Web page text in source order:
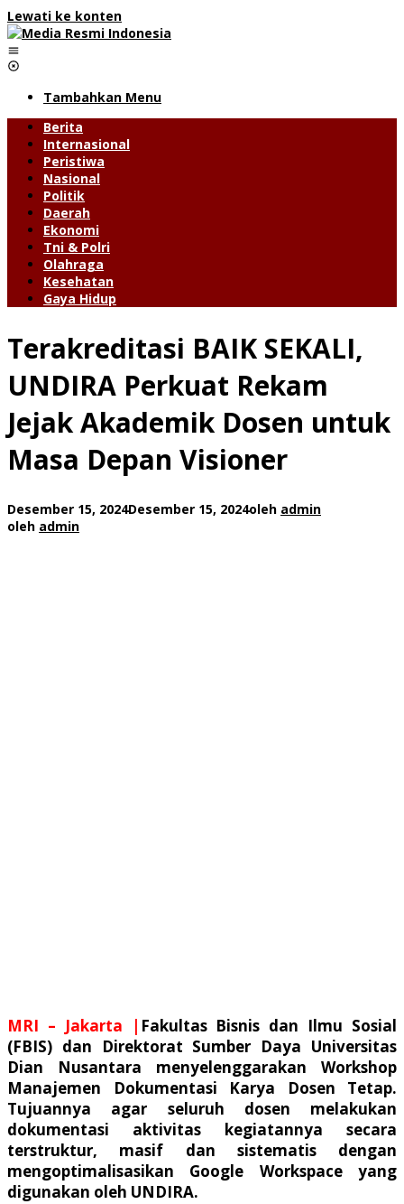
Lewati ke konten
Tambahkan Menu
Berita
Internasional
Peristiwa
Nasional
Politik
Daerah
Ekonomi
Tni & Polri
Olahraga
Kesehatan
Gaya Hidup
Terakreditasi BAIK SEKALI,
UNDIRA Perkuat Rekam
Jejak Akademik Dosen untuk
Masa Depan Visioner
Desember 15, 2024Desember 15, 2024oleh admin
oleh admin
MRI – Jakarta | Fakultas Bisnis dan Ilmu Sosial
(FBIS) dan Direktorat Sumber Daya Universitas
Dian Nusantara menyelenggarakan Workshop
Manajemen Dokumentasi Karya Dosen Tetap.
Tujuannya agar seluruh dosen melakukan
dokumentasi aktivitas kegiatannya secara
terstruktur, masif dan sistematis dengan
mengoptimalisasikan Google Workspace yang
digunakan oleh UNDIRA.